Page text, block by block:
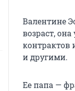
Валентине
возраст,
контрактов
и другими.
Ее папа —